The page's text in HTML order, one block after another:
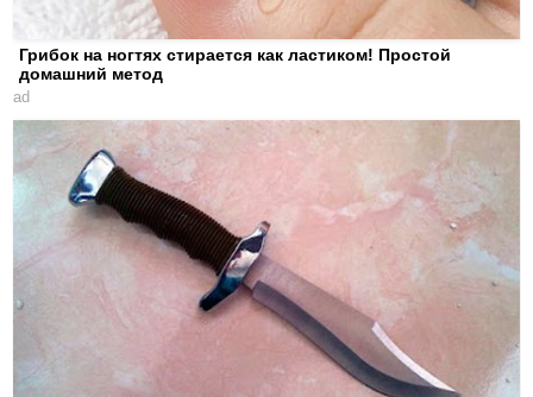
Грибок на ногтях стирается как ластиком! Простой
домашний метод
ad